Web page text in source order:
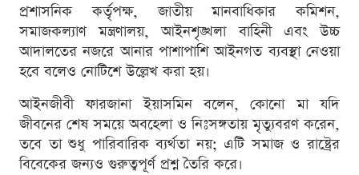
প্রশাসনিক কর্তৃপক্ষ, জাতীয় মানবাধিকার কমিশন,
সমাজকল্যাণ মন্ত্রণালয়, আইনশৃঙ্খলা বাহিনী এবং উচ্চ
আদালতের নজরে আনার পাশাপাশি আইনগত ব্যবস্থা নেওয়া
হবে বলেও নোটিশে উল্লেখ করা হয়।
আইনজীবী ফারজানা ইয়াসমিন বলেন, কোনো মা যদি
জীবনের শেষ সময়ে অবহেলা ও নিঃসঙ্গতায় মৃত্যুবরণ করেন,
তবে তা শুধু পারিবারিক ব্যর্থতা নয়; এটি সমাজ ও রাষ্ট্রের
বিবেকের জন্যও গুরুত্বপূর্ণ প্রশ্ন তৈরি করে।